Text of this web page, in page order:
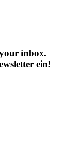
inbox.
ein!